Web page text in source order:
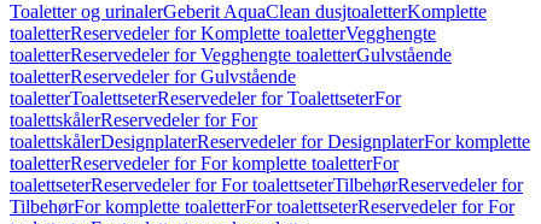
Toaletter og urinalerGeberit AquaClean dusjtoaletterKomplette
toaletterReservedeler for Komplette toaletterVegghengte
toaletterReservedeler for Vegghengte toaletterGulvstående
toaletterReservedeler for Gulvstående
toaletterToalettseterReservedeler for ToalettseterFor
toalettskålerReservedeler for For
toalettskålerDesignplaterReservedeler for DesignplaterFor komplette
toaletterReservedeler for For komplette toaletterFor
toalettseterReservedeler for For toalettseterTilbehørReservedeler for
TilbehørFor komplette toaletterFor toalettseterReservedeler for For